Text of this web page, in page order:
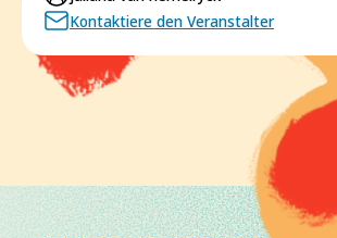
Kontaktiere den Veranstalter